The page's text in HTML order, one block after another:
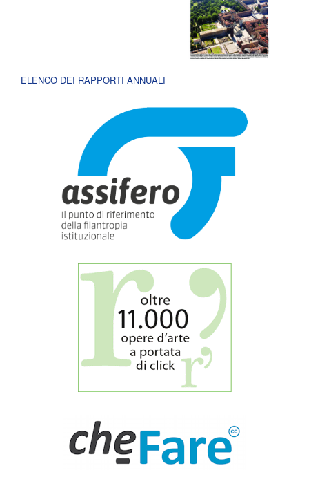
ELENCO DEI RAPPORTI ANNUALI